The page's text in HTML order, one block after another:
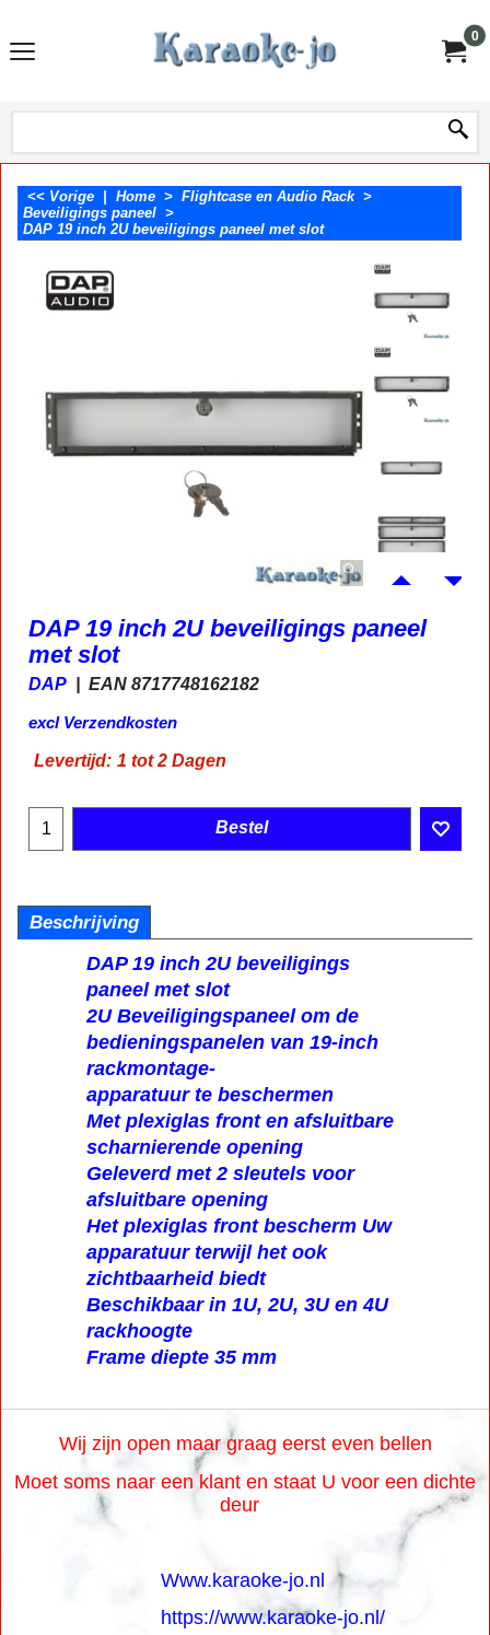
0
<< Vorige Home > Flightcase en Audio Rack>
Beveiligings paneel >
DAP 19 inch 2U beveiligings paneel met slot
DAP 19 inch 2U beveiligings paneel
met slot
DAP EAN 8717748162182
excl Verzendkosten
Levertijd: 1 tot 2 Dagen
Bestel
Beschrijving
DAP 19 inch 2U beveiligings
paneel met slot
2U Beveiligingspaneel om de
bedieningspanelen van 19-inch
rackmontage-
apparatuur te beschermen
Met plexiglas front en afsluitbare
scharnierende opening
Geleverd met 2 sleutels voor
afsluitbare opening
Het plexiglas front bescherm Uw
apparatuur terwijl het ook
zichtbaarheid biedt
Beschikbaar in 1U, 2U, 3U en 4U
rackhoogte
Frame diepte 35 mm
Wij zijn open maar graag eerst even bellen
Moet soms naar een klant en staat U voor een dichte
deur
Www.karaoke-jo.nl
https://www.karaoke-jo.nl/